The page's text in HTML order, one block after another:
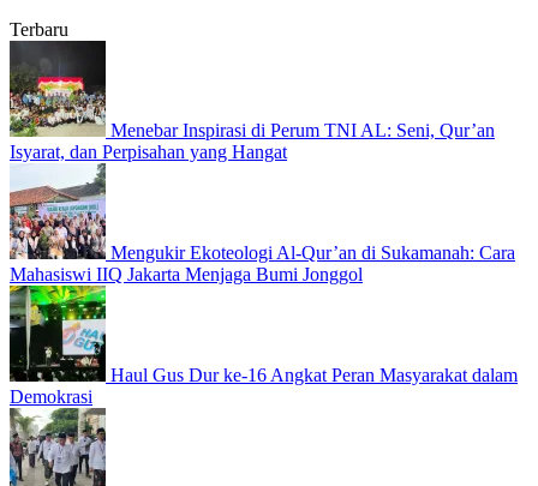
Terbaru
Menebar Inspirasi di Perum TNI AL: Seni, Qur’an
Isyarat, dan Perpisahan yang Hangat
Mengukir Ekoteologi Al-Qur’an di Sukamanah: Cara
Mahasiswi IIQ Jakarta Menjaga Bumi Jonggol
Haul Gus Dur ke-16 Angkat Peran Masyarakat dalam
Demokrasi